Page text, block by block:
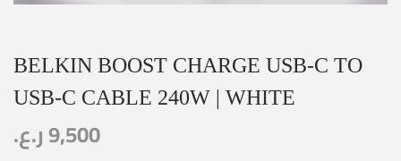
BELKIN BOOST CHARGE USB-C TO
USB-C CABLE 240W | WHITE
9,500ر.ع.